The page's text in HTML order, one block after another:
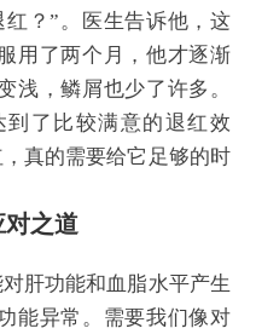
？”。医生告诉他，这
用了两个月，他才逐渐
浅，鳞屑也少了许多。
了比较满意的退红效
真的需要给它足够的时
对之道
肝功能和血脂水平产生
能异常。需要我们像对